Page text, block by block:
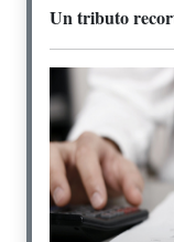
Un tributo